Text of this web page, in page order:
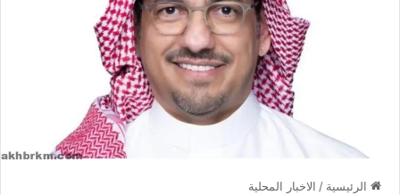
الرئيسية / الاخبار المحلية